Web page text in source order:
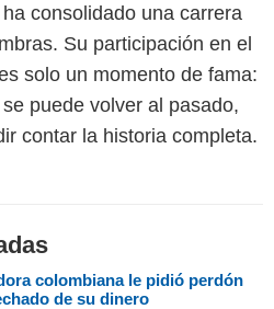
consolidado una carrera
Su participación en el
solo un momento de fama:
puede volver al pasado,
contar la historia completa.
colombiana le pidió perdón
de su dinero